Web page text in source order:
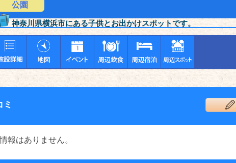
公園
神奈川県横浜市にある子供とお出かけスポットです。
ミ
報はありません。